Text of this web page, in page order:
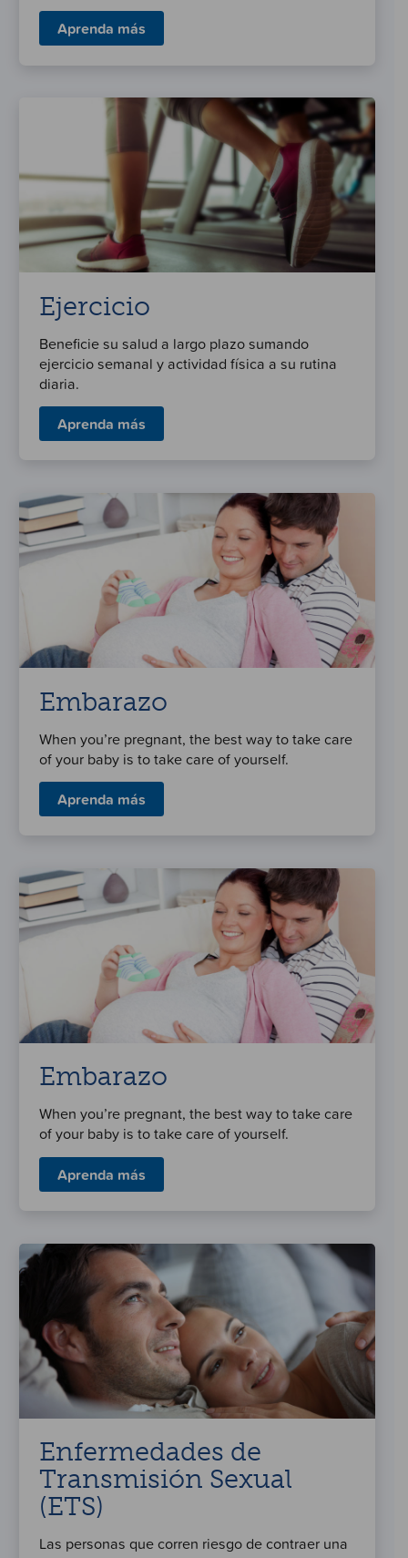
Aprenda más
Ejercicio
Beneficie su salud a largo plazo sumando
ejercicio semanal y actividad física a su rutina
diaria.
Aprenda más
Embarazo
When you’re pregnant, the best way to take care
of your baby is to take care of yourself.
Aprenda más
Embarazo
When you’re pregnant, the best way to take care
of your baby is to take care of yourself.
Aprenda más
Enfermedades de
Transmisión Sexual
(ETS)
Las personas que corren riesgo de contraer una